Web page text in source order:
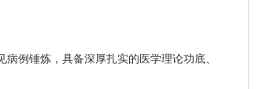
例锤炼，具备深厚扎实的医学理论功底、